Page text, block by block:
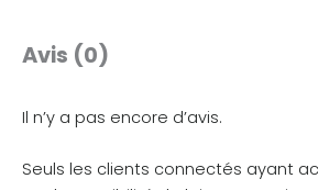
Avis (0)
Il n’y a pas encore d’avis.
Seuls les clients connectés ayant